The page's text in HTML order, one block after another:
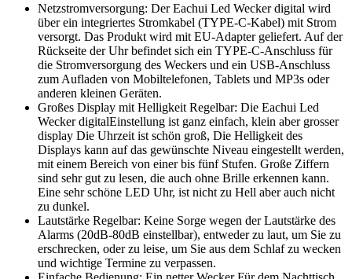
Netzstromversorgung: Der Eachui Led Wecker digital wird
über ein integriertes Stromkabel (TYPE-C-Kabel) mit Strom
versorgt. Das Produkt wird mit EU-Adapter geliefert. Auf der
Rückseite der Uhr befindet sich ein TYPE-C-Anschluss für
die Stromversorgung des Weckers und ein USB-Anschluss
zum Aufladen von Mobiltelefonen, Tablets und MP3s oder
anderen kleinen Geräten.
Großes Display mit Helligkeit Regelbar: Die Eachui Led
Wecker digitalEinstellung ist ganz einfach, klein aber grosser
display Die Uhrzeit ist schön groß, Die Helligkeit des
Displays kann auf das gewünschte Niveau eingestellt werden,
mit einem Bereich von einer bis fünf Stufen. Große Ziffern
sind sehr gut zu lesen, die auch ohne Brille erkennen kann.
Eine sehr schöne LED Uhr, ist nicht zu Hell aber auch nicht
zu dunkel.
Lautstärke Regelbar: Keine Sorge wegen der Lautstärke des
Alarms (20dB-80dB einstellbar), entweder zu laut, um Sie zu
erschrecken, oder zu leise, um Sie aus dem Schlaf zu wecken
und wichtige Termine zu verpassen.